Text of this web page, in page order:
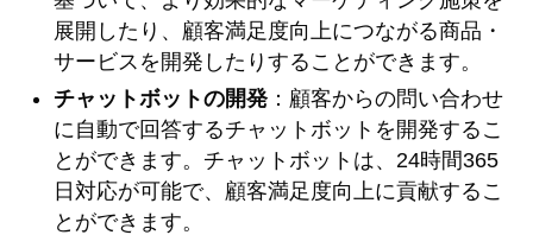
展開したり、顧客満足度向上につながる商品・
サービスを開発したりすることができます。
チャットボットの開発：顧客からの問い合わせ
に自動で回答するチャットボットを開発するこ
とができます。チャットボットは、24時間365
日対応が可能で、顧客満足度向上に貢献するこ
とができます。